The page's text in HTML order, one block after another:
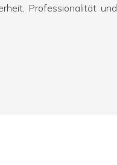
Professionalität und